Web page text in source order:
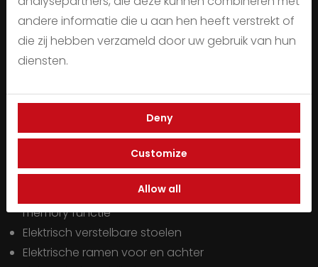
Dab
Dab+
Dark Blue
Dode hoek assistentie
Draadloze telefoonlader
El. verstelbaar stuurwiel
Elektrisch verstelb. bestuurdersstoel met geheugen
memory functie
Elektrisch verstelbare stoelen
Elektrische ramen voor en achter
andere informatie die u aan hen heeft verstrekt of
die zij hebben verzameld door uw gebruik van hun
diensten.
Deny
Customize
Allow all